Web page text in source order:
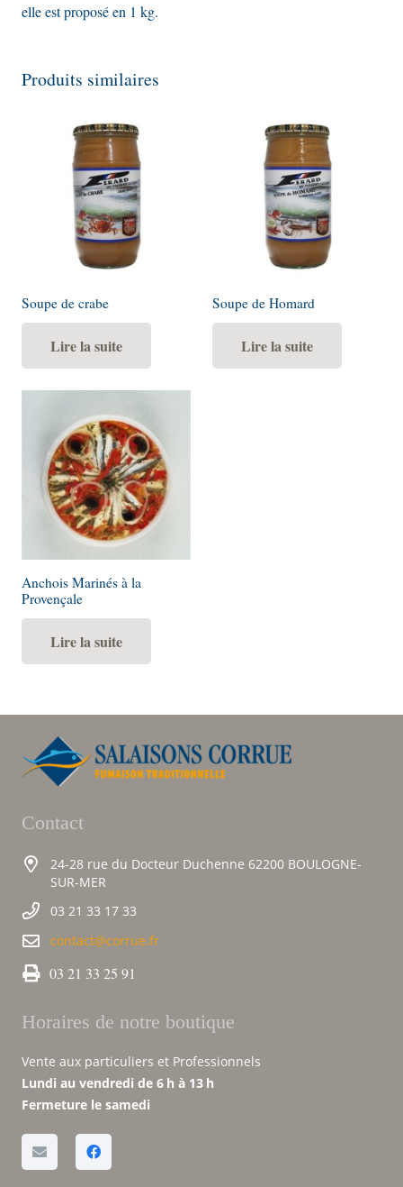
elle est proposé en 1 kg.
Produits similaires
Soupe de crabe
Lire la suite
Soupe de Homard
Lire la suite
Anchois Marinés à la
Provençale
Lire la suite
Contact
24-28 rue du Docteur Duchenne 62200 BOULOGNE-
SUR-MER
03 21 33 17 33
contact@corrue.fr
03 21 33 25 91
Horaires de notre boutique
Vente aux particuliers et Professionnels
Lundi au vendredi de 6 h à 13 h
Fermeture le samedi